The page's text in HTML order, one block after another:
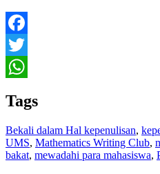
Facebook
Twitter
Tags
Bekali dalam Hal kepenulisan,
UMS, Mathematics Writing Club,
bakat, mewadahi para mahasiswa,